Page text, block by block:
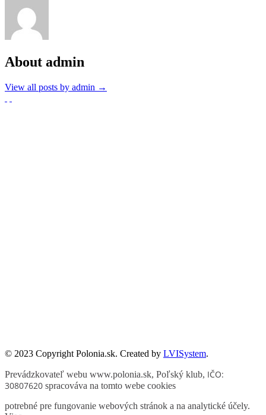
About admin
View all posts by admin →
© 2023 Copyright Polonia.sk. Created by LVISystem.
Prevádzkovateľ webu www.polonia.sk, Poľský klub, IČO:
30807620 spracováva na tomto webe cookies
potrebné pre fungovanie webových stránok a na analytické účely.